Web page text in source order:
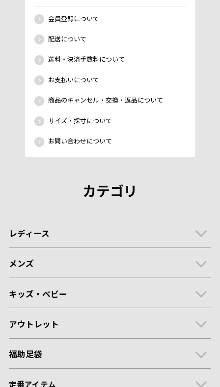
会員登録について
配送について
送料・決済手数料について
お支払いについて
商品のキャンセル・交換・返品について
サイズ・採寸について
お問い合わせについて
カテゴリ
レディース
メンズ
キッズ・ベビー
アウトレット
福助足袋
定番アイテム